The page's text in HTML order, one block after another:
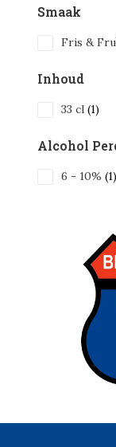
Smaak
Fris &
Inhoud
33 cl (1)
Alcohol
6 - 10% (1)